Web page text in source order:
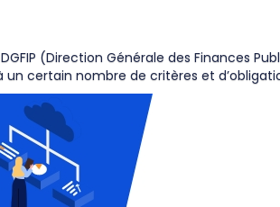
(Direction Générale des Finances
certain nombre de critères et